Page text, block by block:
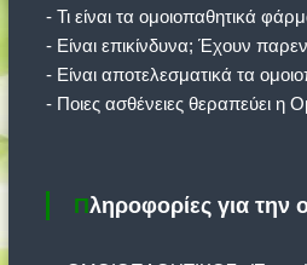
- Τι είναι τα ομοιοπαθητικά
- Είναι επικίνδυνα; Έχουν
- Είναι αποτελεσματικά τα
- Ποιες ασθένειες θεραπεύει η
Πληροφορίες για την